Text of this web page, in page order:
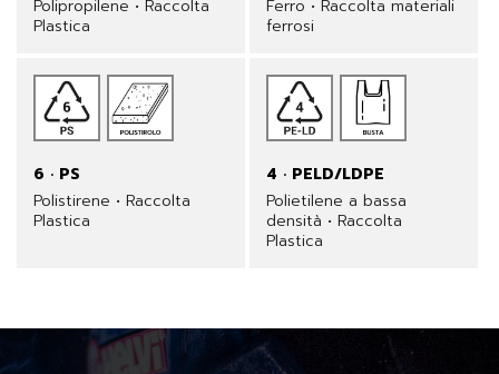
Polipropilene • Raccolta
Plastica
Ferro • Raccolta materiali
ferrosi
6 · PS
Polistirene • Raccolta
Plastica
4 · PELD/LDPE
Polietilene a bassa
densità • Raccolta
Plastica